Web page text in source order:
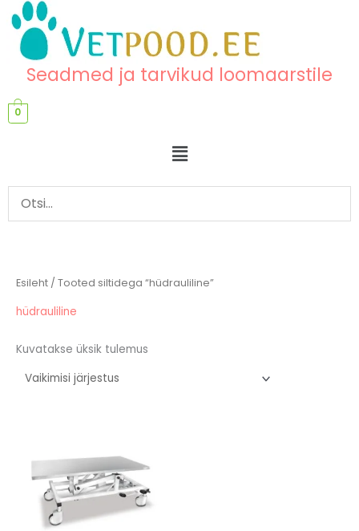
content
content
Seadmed ja tarvikud loomaarstile
0
Menu
Esileht / Tooted siltidega “hüdrauliline”
hüdrauliline
Kuvatakse üksik tulemus